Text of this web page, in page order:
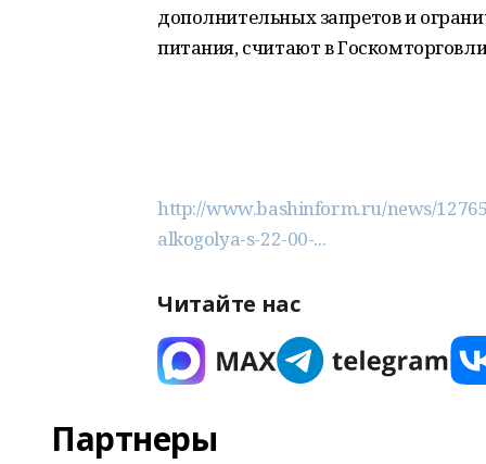
дополнительных запретов и
питания, считают в
http://www.bashinform.ru/news/
alkogolya-s-22-00-...
Читайте нас
Партнеры